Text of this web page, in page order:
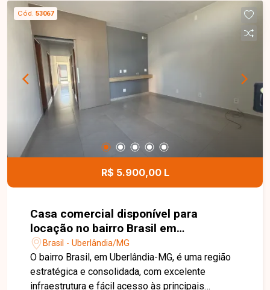
área construída em um terreno de 120 m², com
ambientes bem distribuídos, funcionais e ideais
para quem busca conforto e praticidade no dia a
dia. Entre em contato com a Delta Imóveis e
agende sua visita. Nossa equipe está pronta para
apresentar todos os detalhes deste imóvel e
ajudar você a encontrar o imóvel ideal para morar
ou investir.
Cód. 53067
R$ 5.900,00 L
Casa comercial disponível para
locação no bairro Brasil em
Uberlândia-MG
Brasil - Uberlândia/MG
O bairro Brasil, em Uberlândia-MG, é uma região
estratégica e consolidada, com excelente
infraestrutura e fácil acesso às principais